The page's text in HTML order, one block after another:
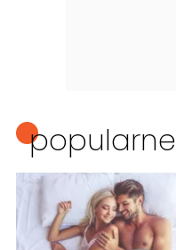
popularne